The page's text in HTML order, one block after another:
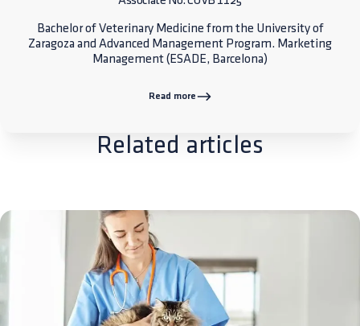
Bachelor of Veterinary Medicine from the University of
Zaragoza and Advanced Management Program. Marketing
Management (ESADE, Barcelona)
Read more
Related articles